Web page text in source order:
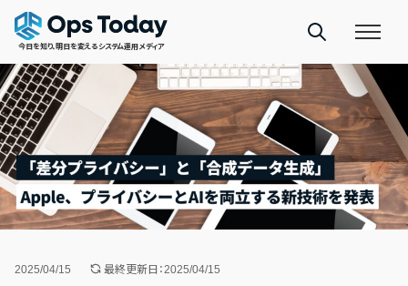
今日を知り、明日を変えるシステム運用メディア
2025/04/15 最終更新日：2025/04/15